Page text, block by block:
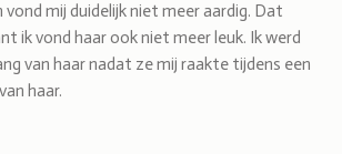
mij duidelijk niet meer aardig. Dat
ik vond haar ook niet meer leuk. Ik werd
van haar nadat ze mij raakte tijdens een
haar.